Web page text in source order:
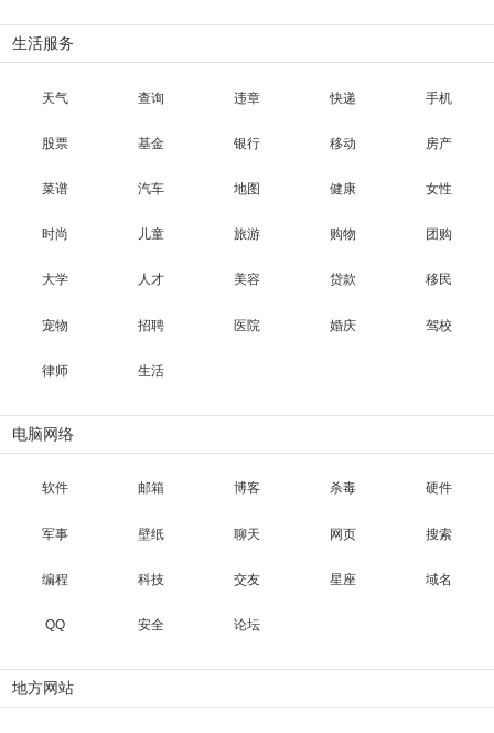
生活服务
天气 查询 违章 快递 手机
股票 基金 银行 移动 房产
菜谱 汽车 地图 健康 女性
时尚 儿童 旅游 购物 团购
大学 人才 美容 贷款 移民
宠物 招聘 医院 婚庆 驾校
律师 生活
电脑网络
软件 邮箱 博客 杀毒 硬件
军事 壁纸 聊天 网页 搜索
编程 科技 交友 星座 域名
QQ 安全 论坛
地方网站